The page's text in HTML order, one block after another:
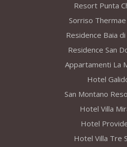
Resort Punta
Sorriso
Residence Baia
Residence San
Appartamenti La
Hotel
San Montano
Hotel Villa
Hotel
Hotel Villa Tre